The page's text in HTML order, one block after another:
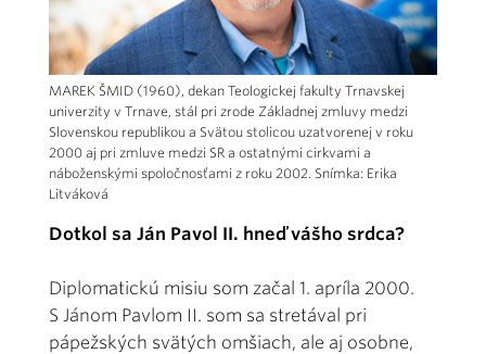
MAREK ŠMID (1960), dekan Teologickej fakulty Trnavskej
univerzity v Trnave, stál pri zrode Základnej zmluvy medzi
Slovenskou republikou a Svätou stolicou uzatvorenej v roku
2000 aj pri zmluve medzi SR a ostatnými cirkvami a
náboženskými spoločnosťami z roku 2002. Snímka: Erika
Litváková
Dotkol sa Ján Pavol II. hneď vášho srdca?
Diplomatickú misiu som začal 1. apríla 2000.
S Jánom Pavlom II. som sa stretával pri
pápežských svätých omšiach, ale aj osobne,